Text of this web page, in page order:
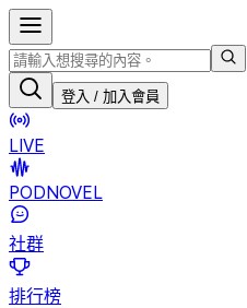
登入 / 加入會員
LIVE
PODNOVEL
社群
排行榜